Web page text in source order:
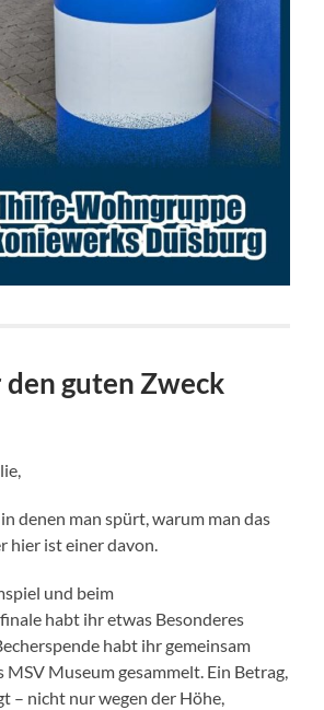
guten Zweck
denen man spürt, warum man das
hier ist einer davon.
und beim
habt ihr etwas Besonderes
habt ihr gemeinsam
MSV Museum gesammelt. Ein Betrag,
– nicht nur wegen der Höhe,